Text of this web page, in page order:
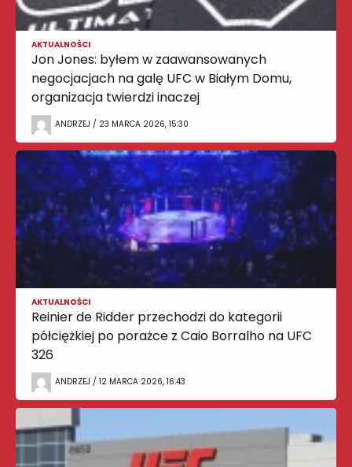
AKTUALNOŚCI
Jon Jones: byłem w zaawansowanych
negocjacjach na galę UFC w Białym Domu,
organizacja twierdzi inaczej
ANDRZEJ / 23 MARCA 2026, 15:30
AKTUALNOŚCI
Reinier de Ridder przechodzi do kategorii
półciężkiej po porażce z Caio Borralho na UFC
326
ANDRZEJ / 12 MARCA 2026, 16:43